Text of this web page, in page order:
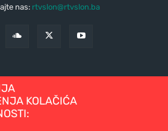
nas: rtvslon@rtvslon.ba
KOLAČIĆA